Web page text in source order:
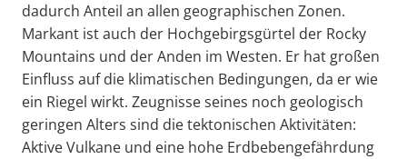
dadurch Anteil an allen geographischen Zonen.
Markant ist auch der Hochgebirgsgürtel der Rocky
Mountains und der Anden im Westen. Er hat großen
Einfluss auf die klimatischen Bedingungen, da er wie
ein Riegel wirkt. Zeugnisse seines noch geologisch
geringen Alters sind die tektonischen Aktivitäten:
Aktive Vulkane und eine hohe Erdbebengefährdung